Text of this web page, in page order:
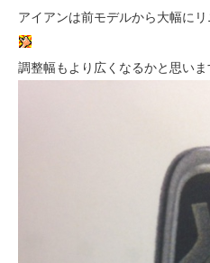
アイアンは前モデルから大幅に
調整幅もより広くなるかと思いま